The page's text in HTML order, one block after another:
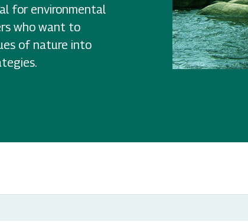
for environmental
who want to
of nature into